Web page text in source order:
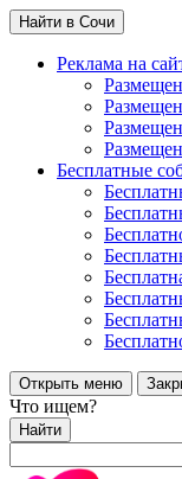
Найти в Сочи
Реклама на
Бесплатные
Открыть меню
Что ищем?
Найти